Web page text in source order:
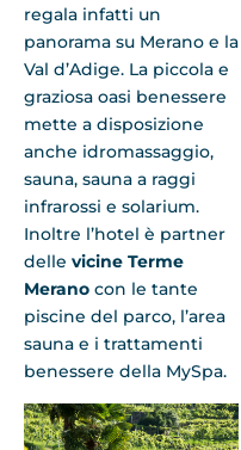
regala infatti un
panorama su Merano e la
Val d’Adige. La piccola e
graziosa oasi benessere
mette a disposizione
anche idromassaggio,
sauna, sauna a raggi
infrarossi e solarium.
Inoltre l’hotel è partner
delle vicine Terme
Merano con le tante
piscine del parco, l’area
sauna e i trattamenti
benessere della MySpa.